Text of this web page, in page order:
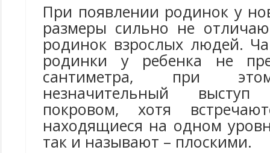
При появлении родинок у
размеры сильно не
родинок взрослых людей.
родинки у ребенка не
сантиметра, при
незначительный
покровом, хотя
находящиеся на одном
так и называют – плоскими.